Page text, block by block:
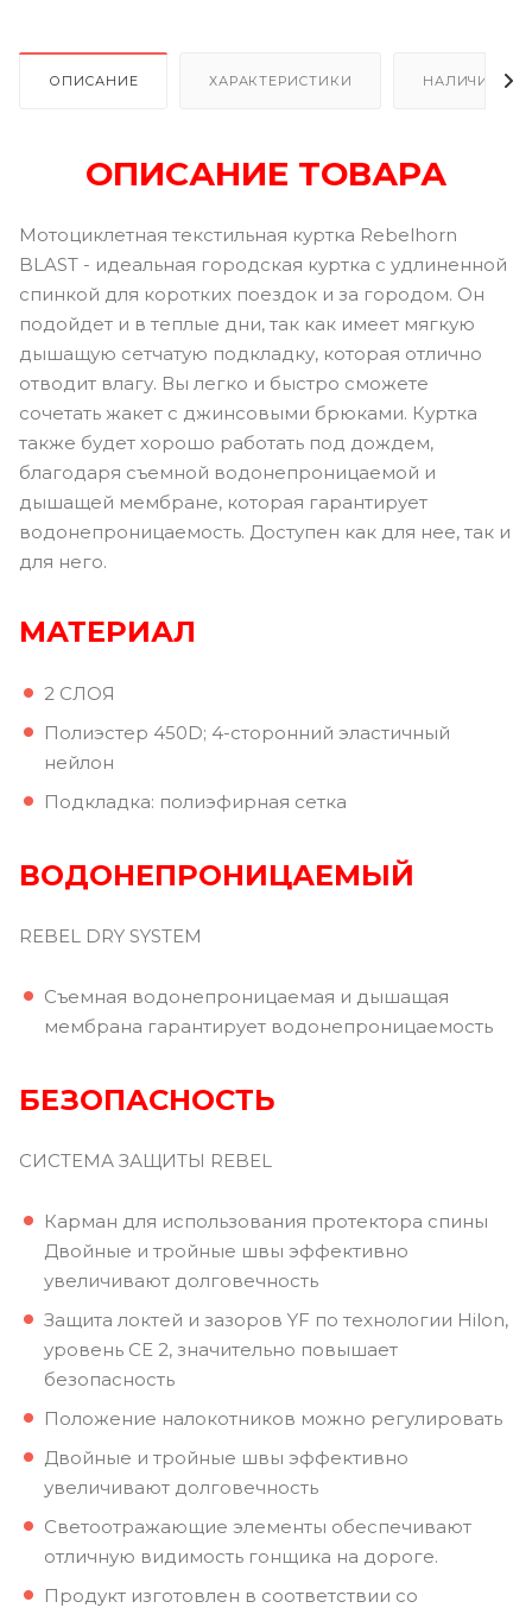
ОПИСАНИЕ ХАРАКТЕРИСТИКИ НАЛИЧИЕ
ОПИСАНИЕ ТОВАРА
Мотоциклетная текстильная куртка Rebelhorn
BLAST - идеальная городская куртка с удлиненной
спинкой для коротких поездок и за городом. Он
подойдет и в теплые дни, так как имеет мягкую
дышащую сетчатую подкладку, которая отлично
отводит влагу. Вы легко и быстро сможете
сочетать жакет с джинсовыми брюками. Куртка
также будет хорошо работать под дождем,
благодаря съемной водонепроницаемой и
дышащей мембране, которая гарантирует
водонепроницаемость. Доступен как для нее, так и
для него.
МАТЕРИАЛ
2 СЛОЯ
Полиэстер 450D; 4-сторонний эластичный
нейлон
Подкладка: полиэфирная сетка
ВОДОНЕПРОНИЦАЕМЫЙ
REBEL DRY SYSTEM
Съемная водонепроницаемая и дышащая
мембрана гарантирует водонепроницаемость
БЕЗОПАСНОСТЬ
СИСТЕМА ЗАЩИТЫ REBEL
Карман для использования протектора спины
Двойные и тройные швы эффективно
увеличивают долговечность
Защита локтей и зазоров YF по технологии Hilon,
уровень CE 2, значительно повышает
безопасность
Положение налокотников можно регулировать
Двойные и тройные швы эффективно
увеличивают долговечность
Светоотражающие элементы обеспечивают
отличную видимость гонщика на дороге.
Продукт изготовлен в соответствии со